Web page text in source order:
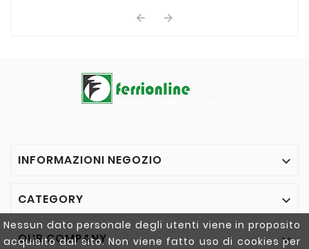
Nessun dato personale degli utenti viene in proposito
acquisito dal sito. Non viene fatto uso di cookies per
 
INFORMAZIONI NEGOZIO 
CATEGORY 
OUR COMPANY 